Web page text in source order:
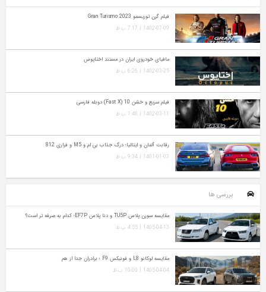
فیلم گرن توریسمو Gran Turismo 2023
1402-07-09 | 7:17 ب.ظ
مافیای خودروی ایران در مستند اختاپوس
1402-03-25 | 6:26 ب.ظ
فیلم سریع و خشن 10 (Fast X) دوبله فارسی
1402-03-11 | 1:48 ب.ظ
رقابت آلمان و ایتالیا؛ درگ جذاب بی ام و M5 و فراری 812
1401-01-03 | 9:34 ب.ظ
بررسی ها
مقایسه سورن پلاس TU5P و دنا پلاس EF7P؛ کدام به‌ صرفه‌ تر است؟
1405-04-13 | 4:55 ب.ظ
مقایسه لوکانو L8 و فونیکس F9 ؛ برادران جدا از هم
1405-04-04 | 10:00 ب.ظ